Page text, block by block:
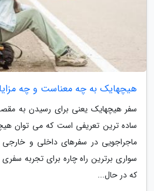
هیچهایک به چه معناست و چه
سفر هیچهایک یعنی برای رسیدن به
ساده ترین تعریفی است که می توان
ماجراجویی در سفرهای داخلی و خارجی
سواری برترین راه چاره برای تجربه
که در حال...